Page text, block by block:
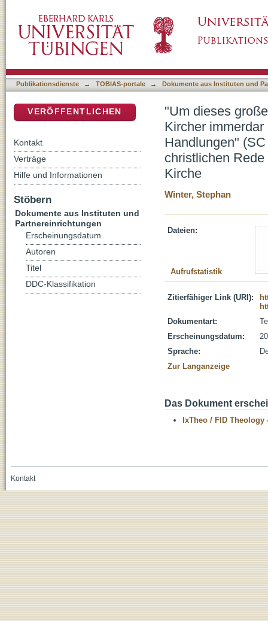
besonders in den liturgischen
christlichen Rede von der Gegenwart Jesu
Publikationsdienste → TOBIAS-portale → Dokumente aus Instituten und
"Um dieses
Kircher
Handlungen"
christlichen
Kirche
Winter, Stephan
Dateien:
Aufrufstatistik
Zitierfähiger Link (URI):
Dokumentart:
Erscheinungsdatum:
Sprache:
Zur Langanzeige
Das Dokument
IxTheo / FID Theology
VERÖFFENTLICHEN
Kontakt
Verträge
Hilfe und Informationen
Stöbern
Dokumente aus Instituten und
Partnereinrichtungen
Erscheinungsdatum
Autoren
Titel
DDC-Klassifikation
Kontakt